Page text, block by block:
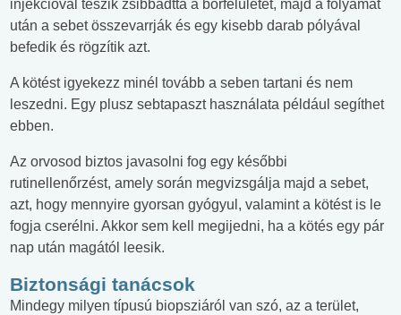
injekcióval teszik zsibbadttá a bőrfelületet, majd a folyamat
után a sebet összevarrják és egy kisebb darab pólyával
befedik és rögzítik azt.
A kötést igyekezz minél tovább a seben tartani és nem
leszedni. Egy plusz sebtapaszt használata például segíthet
ebben.
Az orvosod biztos javasolni fog egy későbbi
rutinellenőrzést, amely során megvizsgálja majd a sebet,
azt, hogy mennyire gyorsan gyógyul, valamint a kötést is le
fogja cserélni. Akkor sem kell megijedni, ha a kötés egy pár
nap után magától leesik.
Biztonsági tanácsok
Mindegy milyen típusú biopsziáról van szó, az a terület,